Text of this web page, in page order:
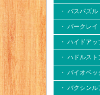
・ バスパズル
・ バークレイ
・ ハイドアッ
・ ハドルスト
・ バイオベッ
・ バクシンル